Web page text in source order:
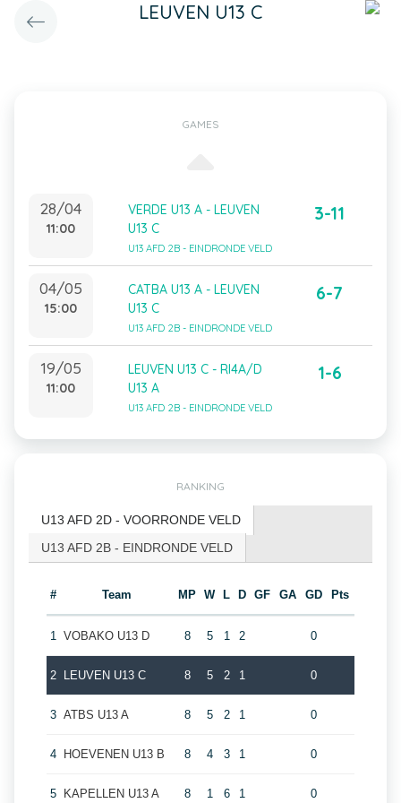
LEUVEN U13 C
GAMES
28/04
11:00
VERDE U13 A - LEUVEN
U13 C
U13 AFD 2B - EINDRONDE VELD
3-11
04/05
15:00
CATBA U13 A - LEUVEN
U13 C
U13 AFD 2B - EINDRONDE VELD
6-7
19/05
11:00
LEUVEN U13 C - RI4A/D
U13 A
U13 AFD 2B - EINDRONDE VELD
1-6
RANKING
U13 AFD 2D - VOORRONDE VELD
U13 AFD 2B - EINDRONDE VELD
# Team MP W L D GF GA GD Pts
1 VOBAKO U13 D 8 5 1 2 0
2 LEUVEN U13 C 8 5 2 1 0
3 ATBS U13 A 8 5 2 1 0
4 HOEVENEN U13 B 8 4 3 1 0
5 KAPELLEN U13 A 8 1 6 1 0